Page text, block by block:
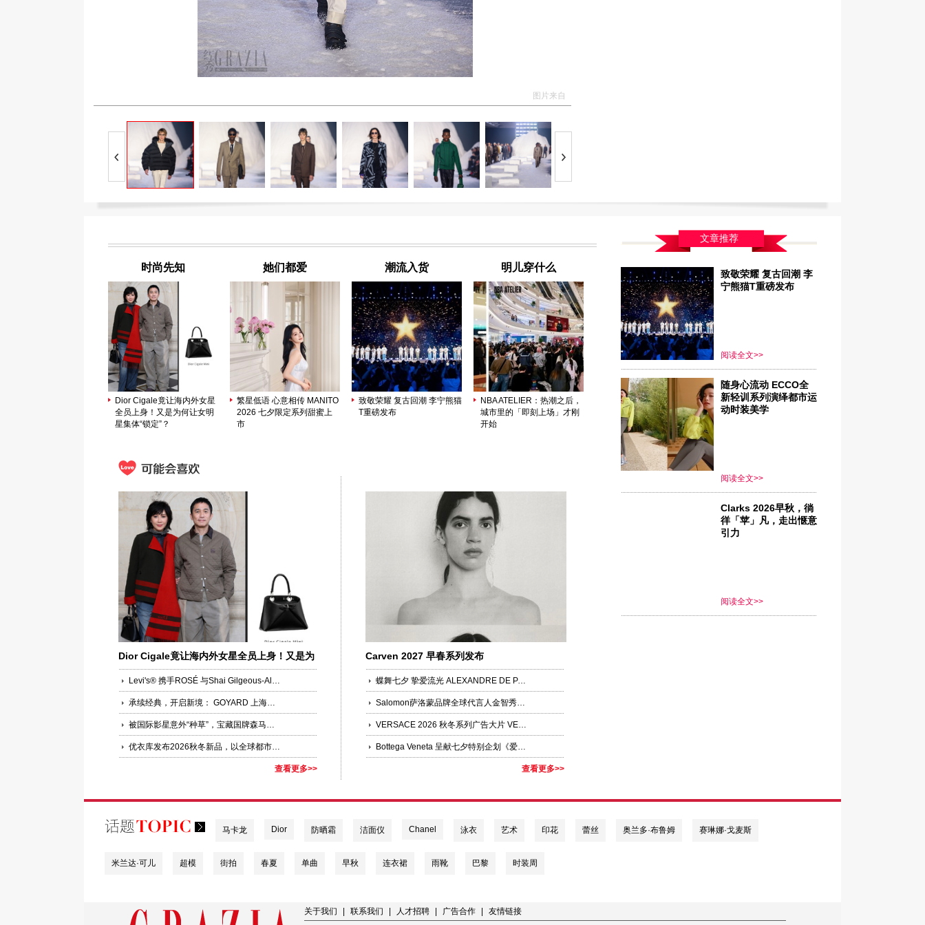
图片来自
时尚先知
Dior Cigale竟让海内外女星
全员上身！又是为何让女明
星集体“锁定”？
她们都爱
繁星低语 心意相传 MANITO
2026 七夕限定系列甜蜜上
市
潮流入货
致敬荣耀 复古回潮 李宁熊猫
T重磅发布
明儿穿什么
NBA ATELIER：热潮之后，
城市里的「即刻上场」才刚
开始
Dior Cigale竟让海内外女星全员上身！又是为
何让女明星集体“锁定”？
Levi's® 携手ROSÉ 与Shai Gilgeous-Alexander共同演绎品牌全新企划“Keep it Loose”
承续经典，开启新境： GOYARD 上海国金中心精品店焕新启幕
被国际影星意外“种草”，宝藏国牌森马在线圈粉，30城包场与粉丝双向奔赴
优衣库发布2026秋冬新品，以全球都市灵感诠释LifeWear进化聚焦功能科技、版型创新与多场景适配，回应当代都市人的新舒适实穿追求
查看更多>>
Carven 2027 早春系列发布
蝶舞七夕 挚爱流光 ALEXANDRE DE PARIS 臻选发饰礼赞七夕
Salomon萨洛蒙品牌全球代言人金智秀JISOO领衔演绎「多元之蓝」
VERSACE 2026 秋冬系列广告大片 VERSACE OBSESSED 第二篇章
Bottega Veneta 呈献七夕特别企划《爱意有迹》
查看更多>>
文章推荐
致敬荣耀 复古回潮 李
宁熊猫T重磅发布
阅读全文>>
随身心流动 ECCO全
新轻训系列演绎都市运
动时装美学
阅读全文>>
Clarks 2026早秋，徜
徉「苹」凡，走出惬意
引力
阅读全文>>
马卡龙 Dior 防晒霜 洁面仪 Chanel 泳衣 艺术 印花 蕾丝 奥兰多·布鲁姆 赛琳娜·戈麦斯
米兰达·可儿 超模 街拍 春夏 单曲 早秋 连衣裙 雨靴 巴黎 时装周
关于我们 联系我们 人才招聘 广告合作 友情链接